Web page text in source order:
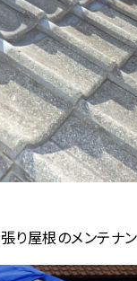
り屋根のメンテナ